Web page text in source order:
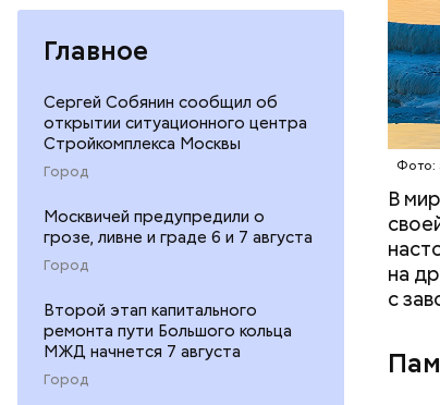
Главное
Сергей Собянин сообщил об
открытии ситуационного центра
Стройкомплекса Москвы
Город
Москвичей предупредили о
грозе, ливне и граде 6 и 7 августа
Город
Второй этап капитального
ремонта пути Большого кольца
МЖД начнется 7 августа
Город
Фото:
В
на
с